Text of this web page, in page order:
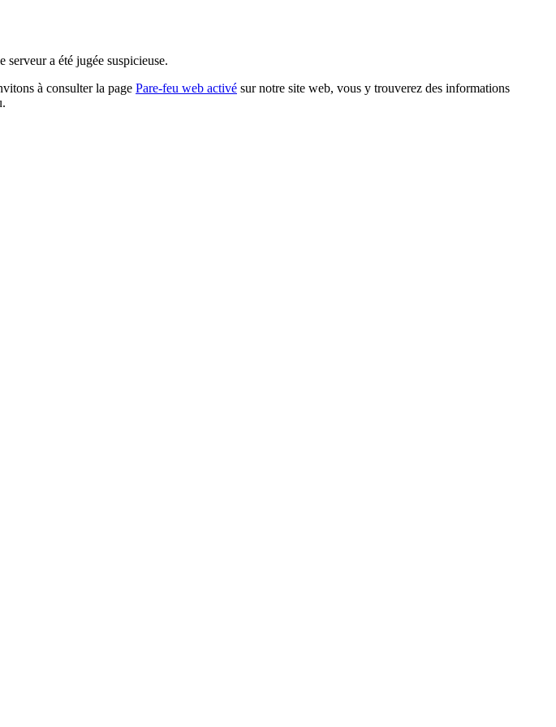
a été jugée suspicieuse.
à consulter la page Pare-feu web activé sur notre site web, vous y trouverez des informations